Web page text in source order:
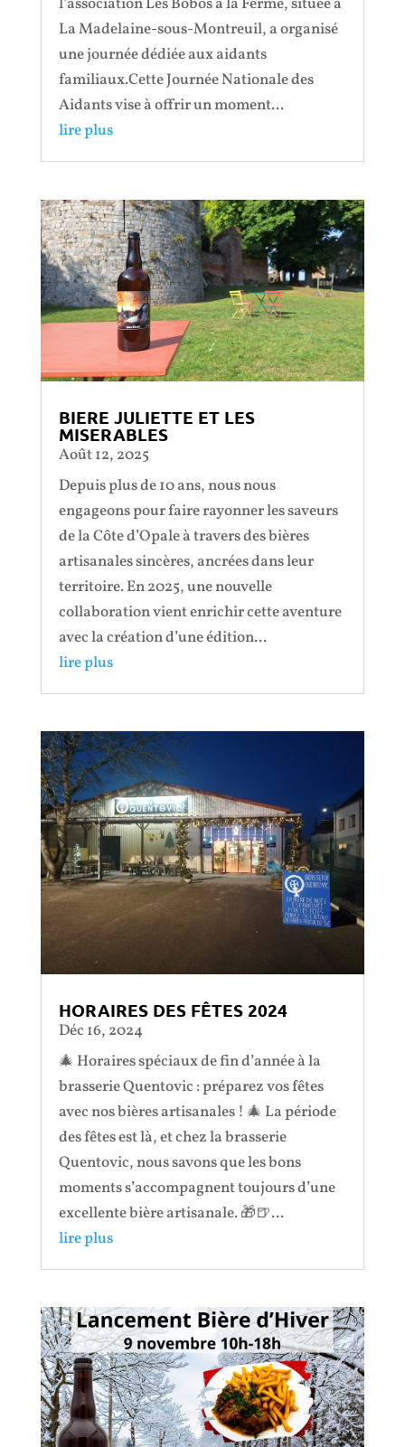
l’association Les Bobos à la Ferme, située à
La Madelaine-sous-Montreuil, a organisé
une journée dédiée aux aidants
familiaux.Cette Journée Nationale des
Aidants vise à offrir un moment...
lire plus
BIERE JULIETTE ET LES
MISERABLES
Août 12, 2025
Depuis plus de 10 ans, nous nous
engageons pour faire rayonner les saveurs
de la Côte d’Opale à travers des bières
artisanales sincères, ancrées dans leur
territoire. En 2025, une nouvelle
collaboration vient enrichir cette aventure
avec la création d’une édition...
lire plus
HORAIRES DES FÊTES 2024
Déc 16, 2024
🎄 Horaires spéciaux de fin d’année à la
brasserie Quentovic : préparez vos fêtes
avec nos bières artisanales ! 🎄 La période
des fêtes est là, et chez la brasserie
Quentovic, nous savons que les bons
moments s’accompagnent toujours d’une
excellente bière artisanale. 🎁🍺...
lire plus